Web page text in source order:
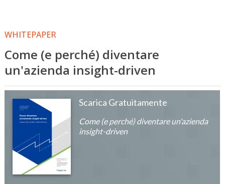
WHITEPAPER
Come (e perché) diventare
un'azienda insight-driven
Scarica Gratuitamente
Come (e perché) diventare un'azienda
insight-driven